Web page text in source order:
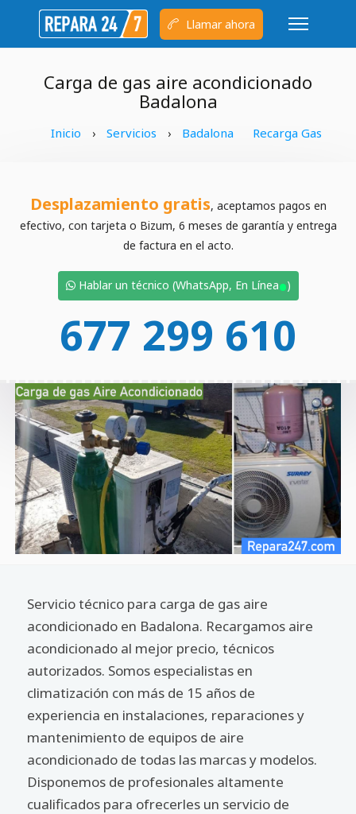
Llamar ahora
Carga de gas aire acondicionado
Badalona
Inicio › Servicios › Badalona Recarga Gas
Desplazamiento gratis, aceptamos pagos en
efectivo, con tarjeta o Bizum, 6 meses de garantía y entrega
de factura en el acto.
Hablar un técnico (WhatsApp, En Línea•)
677 299 610
Servicio técnico para carga de gas aire
acondicionado en Badalona. Recargamos aire
acondicionado al mejor precio, técnicos
autorizados. Somos especialistas en
climatización con más de 15 años de
experiencia en instalaciones, reparaciones y
mantenimiento de equipos de aire
acondicionado de todas las marcas y modelos.
Disponemos de profesionales altamente
cualificados para ofrecerles un servicio de